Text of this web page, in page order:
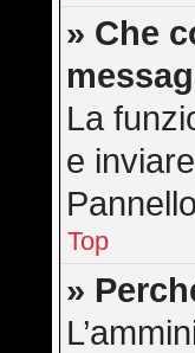
» Che
La
e
Top
»